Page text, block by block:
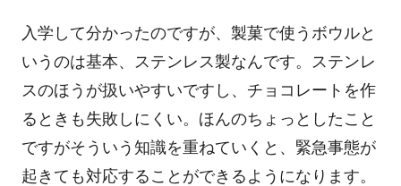
入学して分かったのですが、製菓で使うボウルと
いうのは基本、ステンレス製なんです。ステンレ
スのほうが扱いやすいですし、チョコレートを作
るときも失敗しにくい。ほんのちょっとしたこと
ですがそういう知識を重ねていくと、緊急事態が
起きても対応することができるようになります。